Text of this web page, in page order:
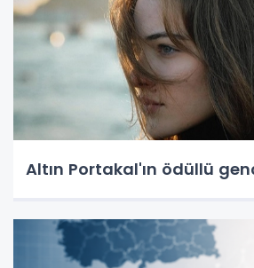
Altın Portakal'ın ödüllü